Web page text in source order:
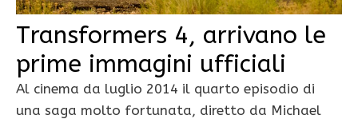
Transformers 4, arrivano le
prime immagini ufficiali
Al cinema da luglio 2014 il quarto episodio di
una saga molto fortunata, diretto da Michael